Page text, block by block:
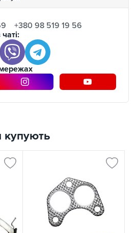
+380 98 519 19 56
купують